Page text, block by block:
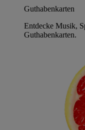
Guthabenkarten
Entdecke Musik,
Guthabenkarten.